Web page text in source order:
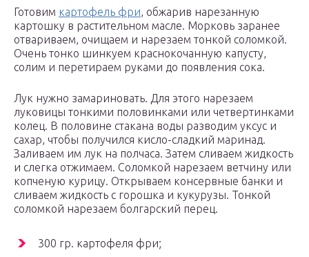
Готовим картофель фри, обжарив нарезанную
картошку в растительном масле. Морковь заранее
отвариваем, очищаем и нарезаем тонкой соломкой.
Очень тонко шинкуем краснокочанную капусту,
солим и перетираем руками до появления сока.
Лук нужно замариновать. Для этого нарезаем
луковицы тонкими половинками или четвертинками
колец. В половине стакана воды разводим уксус и
сахар, чтобы получился кисло-сладкий маринад.
Заливаем им лук на полчаса. Затем сливаем жидкость
и слегка отжимаем. Соломкой нарезаем ветчину или
копченую курицу. Открываем консервные банки и
сливаем жидкость с горошка и кукурузы. Тонкой
соломкой нарезаем болгарский перец.
300 гр. картофеля фри;